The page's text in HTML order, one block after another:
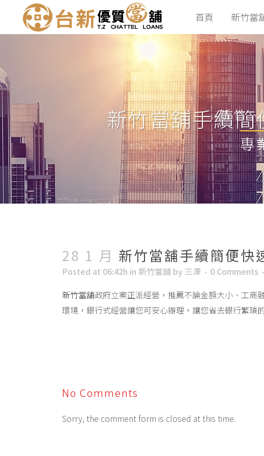
首頁 新竹當
新竹當舖手續
28 1 月 新竹當舖手續簡便快
Posted at 06:42h in 新竹當舖 by 三澤 0 Comments
新竹當舖政府立案正派經營，推薦不論金額大小、工商
環境，銀行式經營讓您可安心辦理，讓您省去銀行繁瑣
No Comments
Sorry, the comment form is closed at this time.